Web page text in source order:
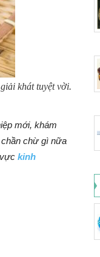
khát tuyệt vời.
mới, khám
chừ gì nữa
kinh